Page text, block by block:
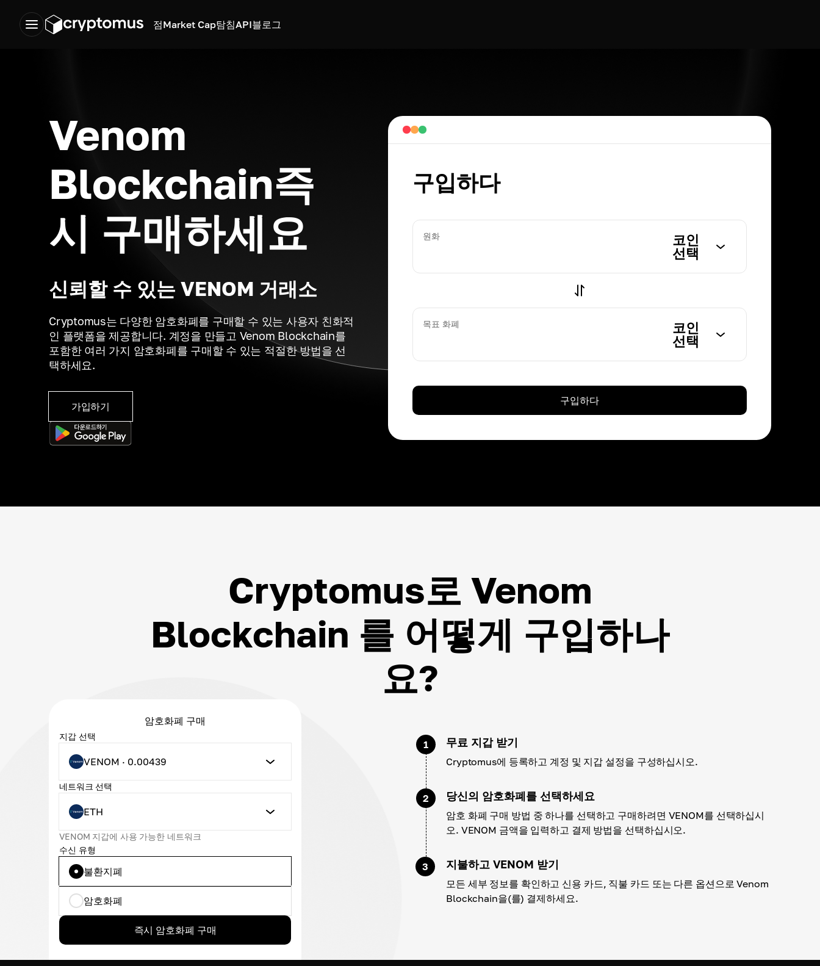
점Market Cap탐침API블로그
Venom
Blockchain즉
시 구매하세요
신뢰할 수 있는 VENOM 거래소
Cryptomus는 다양한 암호화폐를 구매할 수 있는 사용자 친화적
인 플랫폼을 제공합니다. 계정을 만들고 Venom Blockchain를
포함한 여러 가지 암호화폐를 구매할 수 있는 적절한 방법을 선
택하세요.
가입하기
구입하다
원화
코인
선택
목표 화폐
코인
선택
구입하다
Cryptomus로 Venom
Blockchain 를 어떻게 구입하나
요?
암호화폐 구매
지갑 선택
VENOM · 0.00439
네트워크 선택
ETH
VENOM 지갑에 사용 가능한 네트워크
수신 유형
불환지폐
암호화폐
즉시 암호화폐 구매
1 무료 지갑 받기
Cryptomus에 등록하고 계정 및 지갑 설정을 구성하십시오.
2 당신의 암호화폐를 선택하세요
암호 화폐 구매 방법 중 하나를 선택하고 구매하려면 VENOM를 선택하십시
오. VENOM 금액을 입력하고 결제 방법을 선택하십시오.
3 지불하고 VENOM 받기
모든 세부 정보를 확인하고 신용 카드, 직불 카드 또는 다른 옵션으로 Venom
Blockchain을(를) 결제하세요.